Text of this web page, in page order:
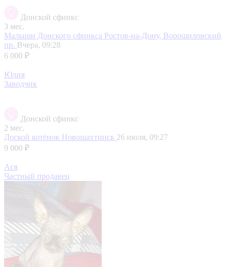
Донской сфинкс
3 мес.
Малыши Донского сфинкса Ростов-на-Дону, Ворошиловский
пр. Вчера, 09:28
6 000 ₽
Юлия
Заводчик
Донской сфинкс
2 мес.
Доской котёнок Новошахтинск 26 июля, 09:27
9 000 ₽
Ася
Частный продавец